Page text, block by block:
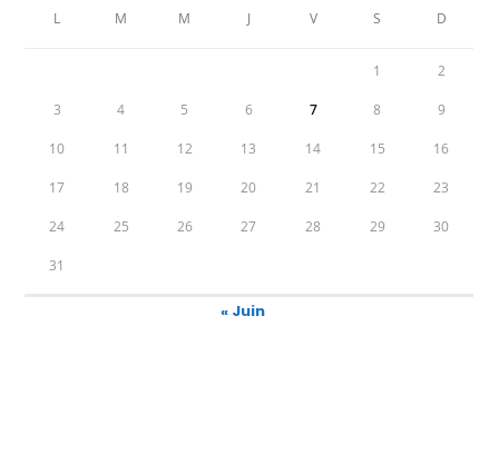
L M M J V S D
1 2
3 4 5 6 7 8 9
10 11 12 13 14 15 16
17 18 19 20 21 22 23
24 25 26 27 28 29 30
31
« Juin